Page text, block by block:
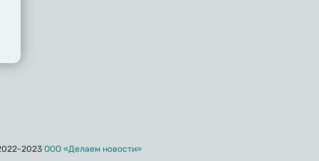
2023 ООО «Делаем новости»